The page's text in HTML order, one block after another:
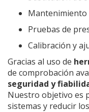
Pruebas de
Calibración y
Gracias al uso de
de comprobación
seguridad y
Nuestro objetivo es
sistemas y reducir